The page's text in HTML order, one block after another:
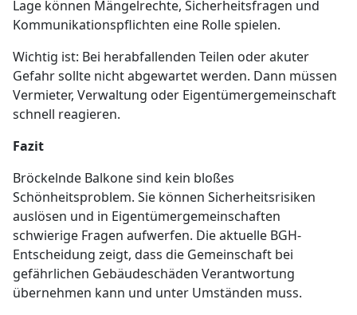
Lage können Mängelrechte, Sicherheitsfragen und
Kommunikationspflichten eine Rolle spielen.
Wichtig ist: Bei herabfallenden Teilen oder akuter
Gefahr sollte nicht abgewartet werden. Dann müssen
Vermieter, Verwaltung oder Eigentümergemeinschaft
schnell reagieren.
Fazit
Bröckelnde Balkone sind kein bloßes
Schönheitsproblem. Sie können Sicherheitsrisiken
auslösen und in Eigentümergemeinschaften
schwierige Fragen aufwerfen. Die aktuelle BGH-
Entscheidung zeigt, dass die Gemeinschaft bei
gefährlichen Gebäudeschäden Verantwortung
übernehmen kann und unter Umständen muss.